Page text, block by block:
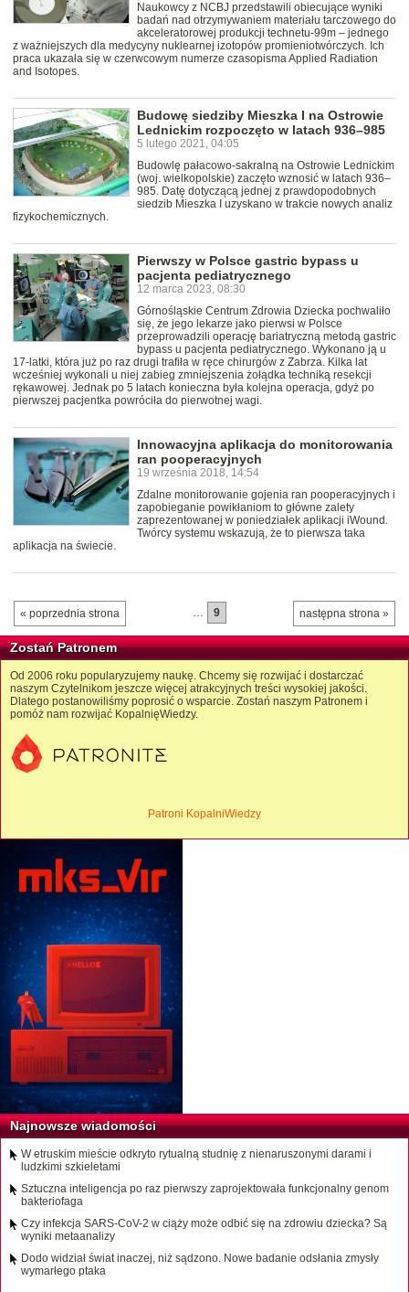
Naukowcy z NCBJ przedstawili obiecujące wyniki
badań nad otrzymywaniem materiału tarczowego do
akceleratorowej produkcji technetu-99m – jednego
z ważniejszych dla medycyny nuklearnej izotopów promieniotwórczych. Ich
praca ukazała się w czerwcowym numerze czasopisma Applied Radiation
and Isotopes.
Budowę siedziby Mieszka I na Ostrowie
Lednickim rozpoczęto w latach 936–985
5 lutego 2021, 04:05
Budowlę pałacowo-sakralną na Ostrowie Lednickim
(woj. wielkopolskie) zaczęto wznosić w latach 936–
985. Datę dotyczącą jednej z prawdopodobnych
siedzib Mieszka I uzyskano w trakcie nowych analiz
fizykochemicznych.
Pierwszy w Polsce gastric bypass u
pacjenta pediatrycznego
12 marca 2023, 08:30
Górnośląskie Centrum Zdrowia Dziecka pochwaliło
się, że jego lekarze jako pierwsi w Polsce
przeprowadzili operację bariatryczną metodą gastric
bypass u pacjenta pediatrycznego. Wykonano ją u
17-latki, która już po raz drugi trafiła w ręce chirurgów z Zabrza. Kilka lat
wcześniej wykonali u niej zabieg zmniejszenia żołądka techniką resekcji
rękawowej. Jednak po 5 latach konieczna była kolejna operacja, gdyż po
pierwszej pacjentka powróciła do pierwotnej wagi.
Innowacyjna aplikacja do monitorowania
ran pooperacyjnych
19 września 2018, 14:54
Zdalne monitorowanie gojenia ran pooperacyjnych i
zapobieganie powikłaniom to główne zalety
zaprezentowanej w poniedziałek aplikacji iWound.
Twórcy systemu wskazują, że to pierwsza taka
aplikacja na świecie.
« poprzednia strona następna strona »
… 9
Zostań Patronem
Od 2006 roku popularyzujemy naukę. Chcemy się rozwijać i dostarczać
naszym Czytelnikom jeszcze więcej atrakcyjnych treści wysokiej jakości.
Dlatego postanowiliśmy poprosić o wsparcie. Zostań naszym Patronem i
pomóż nam rozwijać KopalnięWiedzy.
Patroni KopalniWiedzy
Najnowsze wiadomości
W etruskim mieście odkryto rytualną studnię z nienaruszonymi darami i
ludzkimi szkieletami
Sztuczna inteligencja po raz pierwszy zaprojektowała funkcjonalny genom
bakteriofaga
Czy infekcja SARS-CoV-2 w ciąży może odbić się na zdrowiu dziecka? Są
wyniki metaanalizy
Dodo widział świat inaczej, niż sądzono. Nowe badanie odsłania zmysły
wymarłego ptaka